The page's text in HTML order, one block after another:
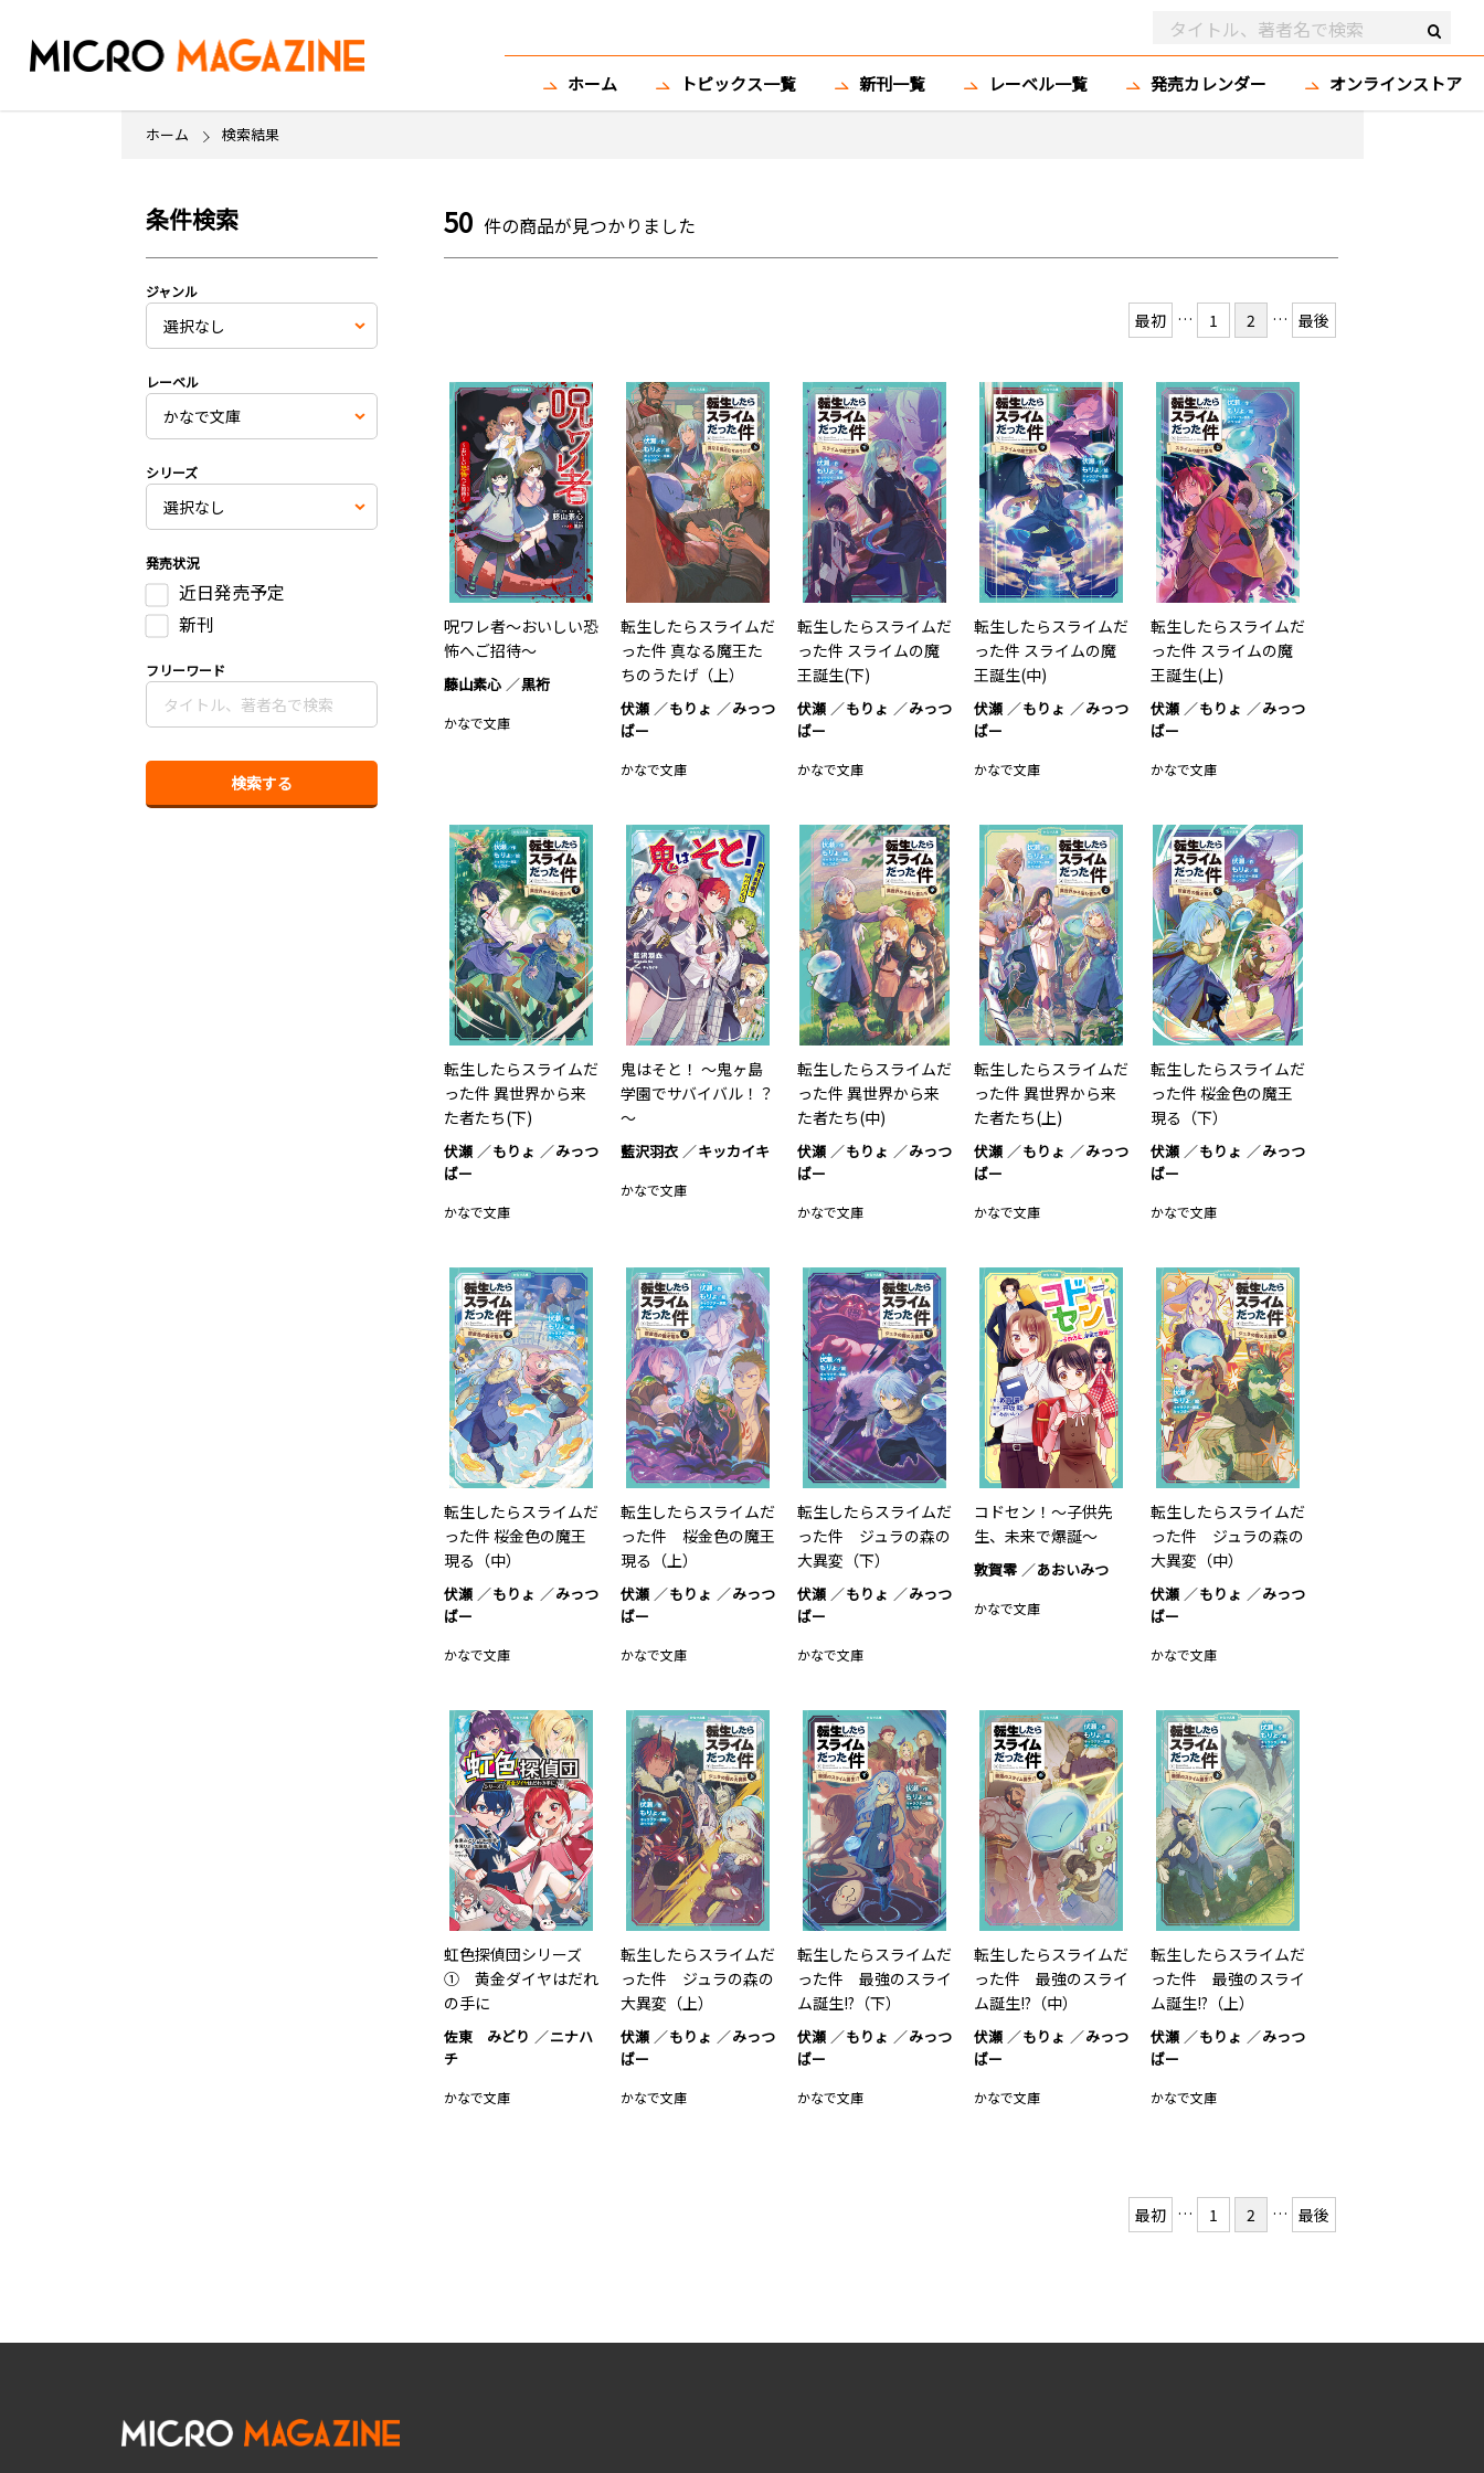
ホーム トピックス一覧 新刊一覧 レーベル一覧 発売カレンダー オンラインストア
ホーム 検索結果
条件検索
ジャンル
レーベル
シリーズ
発売状況
近日発売予定
新刊
フリーワード
50 件の商品が見つかりました
最初 … 1 2 … 最後
呪ワレ者～おいしい恐
怖へご招待～
藤山素心 黒裄
かなで文庫
転生したらスライムだ
った件 真なる魔王た
ちのうたげ（上）
伏瀬 もりょ
みっつ
ばー
かなで文庫
転生したらスライムだ
った件 スライムの魔
王誕生(下)
伏瀬 もりょ
みっつ
ばー
かなで文庫
転生したらスライムだ
った件 スライムの魔
王誕生(中)
伏瀬 もりょ
みっつ
ばー
かなで文庫
転生したらスライムだ
った件 スライムの魔
王誕生(上)
伏瀬 もりょ
みっつ
ばー
かなで文庫
転生したらスライムだ
った件 異世界から来
た者たち(下)
伏瀬 もりょ
みっつ
ばー
かなで文庫
鬼はそと！ ～鬼ヶ島
学園でサバイバル！？
～
藍沢羽衣 キッカイキ
かなで文庫
転生したらスライムだ
った件 異世界から来
た者たち(中)
伏瀬 もりょ
みっつ
ばー
かなで文庫
転生したらスライムだ
った件 異世界から来
た者たち(上)
伏瀬 もりょ
みっつ
ばー
かなで文庫
転生したらスライムだ
った件 桜金色の魔王
現る（下）
伏瀬 もりょ
みっつ
ばー
かなで文庫
転生したらスライムだ
った件 桜金色の魔王
現る（中）
伏瀬 もりょ
みっつ
ばー
かなで文庫
転生したらスライムだ
った件 桜金色の魔王
現る（上）
伏瀬 もりょ
みっつ
ばー
かなで文庫
転生したらスライムだ
った件 ジュラの森の
大異変（下）
伏瀬 もりょ
みっつ
ばー
かなで文庫
コドセン！〜子供先
生、未来で爆誕〜
敦賀零 あおいみつ
かなで文庫
転生したらスライムだ
った件 ジュラの森の
大異変（中）
伏瀬 もりょ
みっつ
ばー
かなで文庫
虹色探偵団シリーズ
① 黄金ダイヤはだれ
の手に
佐東 みどり
ニナハ
チ
かなで文庫
転生したらスライムだ
った件 ジュラの森の
大異変（上）
伏瀬 もりょ
みっつ
ばー
かなで文庫
転生したらスライムだ
った件 最強のスライ
ム誕生!?（下）
伏瀬 もりょ
みっつ
ばー
かなで文庫
転生したらスライムだ
った件 最強のスライ
ム誕生!?（中）
伏瀬 もりょ
みっつ
ばー
かなで文庫
転生したらスライムだ
った件 最強のスライ
ム誕生!?（上）
伏瀬 もりょ
みっつ
ばー
かなで文庫
最初 … 1 2 … 最後